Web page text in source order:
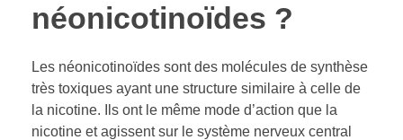
néonicotinoïdes ?
Les néonicotinoïdes sont des molécules de synthèse
très toxiques ayant une structure similaire à celle de
la nicotine. Ils ont le même mode d’action que la
nicotine et agissent sur le système nerveux central